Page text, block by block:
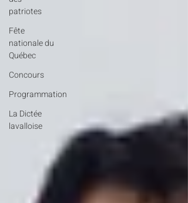
patriotes
Fête
nationale du
Québec
Concours
Programmation
La Dictée
lavalloise